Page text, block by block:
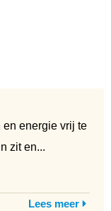
en energie vrij te
zit en...
Lees meer